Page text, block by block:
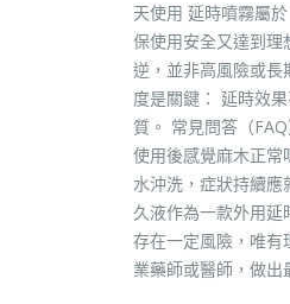
天使用 延時噴霧屬
保使用安全又達到理
逆，並非高風險或長
度是關鍵： 延時效
質。 常見問答（
使用後感覺麻木正
水沖洗，症狀持續
久液作為一款外用延
存在一定風險，唯有
業藥師或醫師，做出